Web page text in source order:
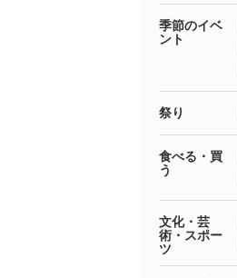
季節のイベ
ント
祭り
食べる・買
う
文化・芸
術・スポー
ツ